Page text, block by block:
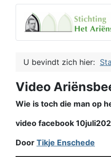
U bevindt zich hier:
Video
Wie is toch die man op
video facebook
Door Tikje Enschede